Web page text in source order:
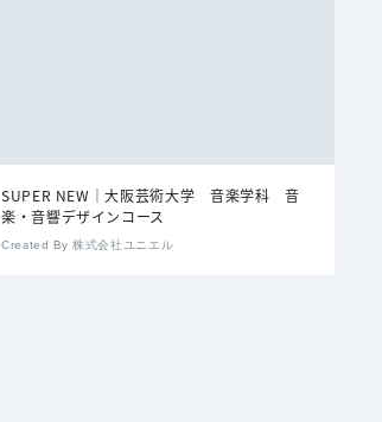
SUPER NEW｜大阪芸術大学 音楽学科 音
楽・音響デザインコース
Created By 株式会社ユニエル